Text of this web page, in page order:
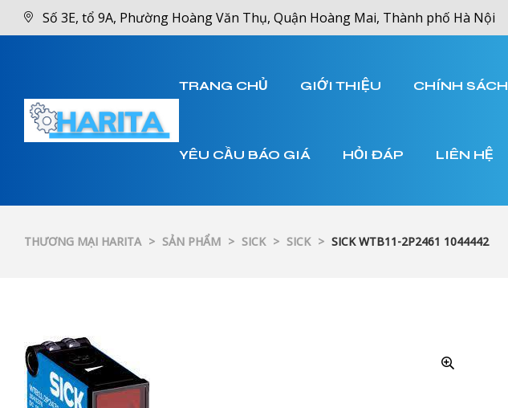
Số 3E, tổ 9A, Phường Hoàng Văn Thụ, Quận Hoàng Mai, Thành phố Hà Nội
TRANG CHỦ GIỚI THIỆU CHÍNH
YÊU CẦU BÁO GIÁ HỎI ĐÁP LIÊN HỆ
THƯƠNG MẠI HARITA > SẢN PHẨM > SICK > SICK > SICK WTB11-2P2461 1044442